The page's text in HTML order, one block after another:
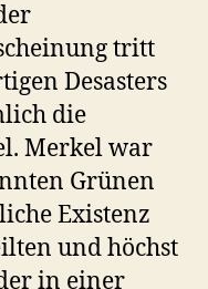
tritt
Desasters
die
Merkel war
Grünen
Existenz
und höchst
in einer